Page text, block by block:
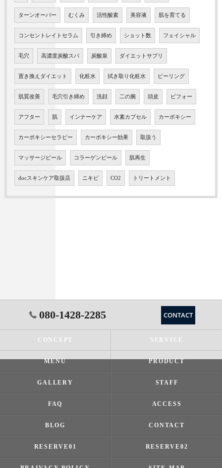
ターンオーバー むくみ 活性酸素 美容液 肌を育てる
コンセントレイトセラム 引き締め ショット数 フェイシャル
毛穴 高濃度炭酸スパ 炭酸泉 ダイエットサプリ
置き換えダイエット 化粧水 拭き取り化粧水 ピーリング
肌質改善 毛穴引き締め 洗顔 二の腕 頭皮 ビフォー
アフター 肌 インナーケア 水素カプセル カーボキシー
カーボキシーセラピー カーボキシー効果 取扱う
マッサージピール コラーゲンピール 肌再生
docスキンケア取扱店 ニキビ CO2 トリートメント
080-1428-2285 CONTACT
CONCEPT SERVICE
MENU PRODUCT
GALLERY STAFF
FAQ ACCESS
BLOG CONTACT
RESERVE01 RESERVE02